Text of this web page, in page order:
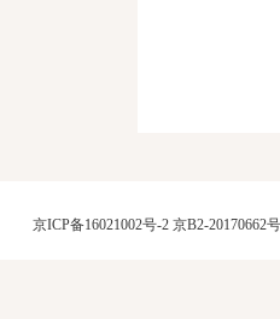
京ICP备16021002号-2京B2-20170662